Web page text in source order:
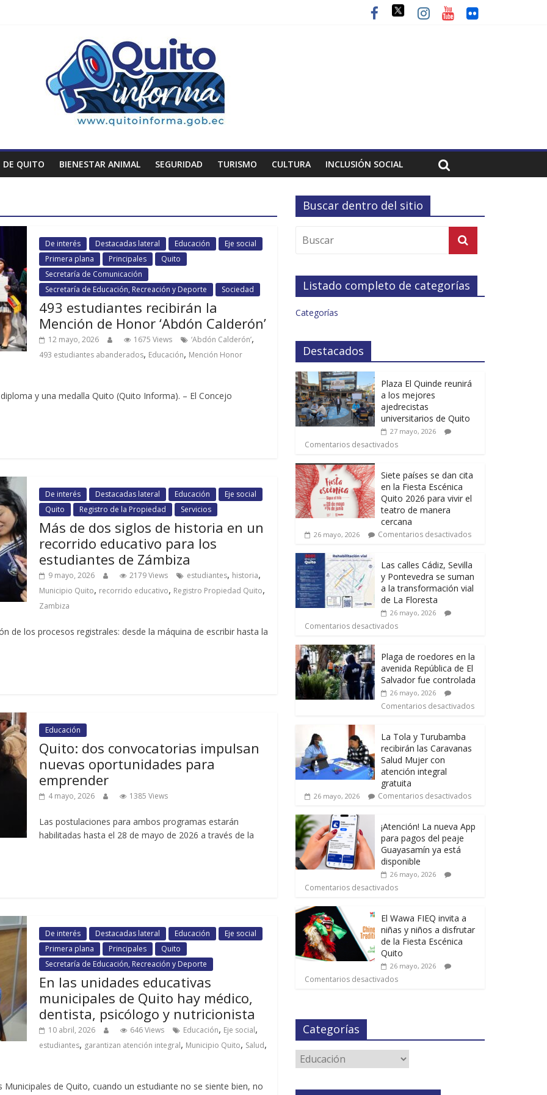
DE QUITO BIENESTAR ANIMAL SEGURIDAD TURISMO CULTURA INCLUSIÓN SOCIAL
De interés Destacadas lateral Educación
Eje social
Primera plana
Principales
Quito
Secretaría de Comunicación
Secretaría de Educación, Recreación y Deporte
Sociedad
493 estudiantes recibirán la
Mención de Honor ‘Abdón Calderón’
12 mayo, 2026 1675 Views ‘Abdón Calderón’,
493 estudiantes abanderados, Educación, Mención Honor
y una medalla Quito (Quito Informa). – El Concejo
De interés Destacadas lateral Educación
Eje social
Quito
Registro de la Propiedad Servicios
Más de dos siglos de historia en un
recorrido educativo para los
estudiantes de Zámbiza
9 mayo, 2026 2179 Views estudiantes, historia,
Municipio Quito, recorrido educativo, Registro Propiedad Quito,
Zambiza
de los procesos registrales: desde la máquina de escribir hasta la
Educación
Quito: dos convocatorias impulsan
nuevas oportunidades para
emprender
4 mayo, 2026 1385 Views
Las postulaciones para ambos programas estarán
habilitadas hasta el 28 de mayo de 2026 a través de la
De interés Destacadas lateral Educación
Eje social
Primera plana
Principales
Quito
Secretaría de Educación, Recreación y Deporte
En las unidades educativas
municipales de Quito hay médico,
dentista, psicólogo y nutricionista
10 abril, 2026 646 Views Educación, Eje social,
estudiantes, garantizan atención integral, Municipio Quito, Salud,
de Quito, cuando un estudiante no se siente bien, no
Buscar dentro del sitio
Listado completo de categorías
Categorías
Destacados
Plaza El Quinde reunirá
a los mejores
ajedrecistas
universitarios de Quito
27 mayo, 2026
Comentarios desactivados
Siete países se dan cita
en la Fiesta Escénica
Quito 2026 para vivir el
teatro de manera
cercana
26 mayo, 2026 Comentarios desactivados
Las calles Cádiz, Sevilla
y Pontevedra se suman
a la transformación vial
de La Floresta
26 mayo, 2026
Comentarios desactivados
Plaga de roedores en la
avenida República de El
Salvador fue controlada
26 mayo, 2026
Comentarios desactivados
La Tola y Turubamba
recibirán las Caravanas
Salud Mujer con
atención integral
gratuita
26 mayo, 2026 Comentarios desactivados
¡Atención! La nueva App
para pagos del peaje
Guayasamín ya está
disponible
26 mayo, 2026
Comentarios desactivados
El Wawa FIEQ invita a
niñas y niños a disfrutar
de la Fiesta Escénica
Quito
26 mayo, 2026
Comentarios desactivados
Categorías